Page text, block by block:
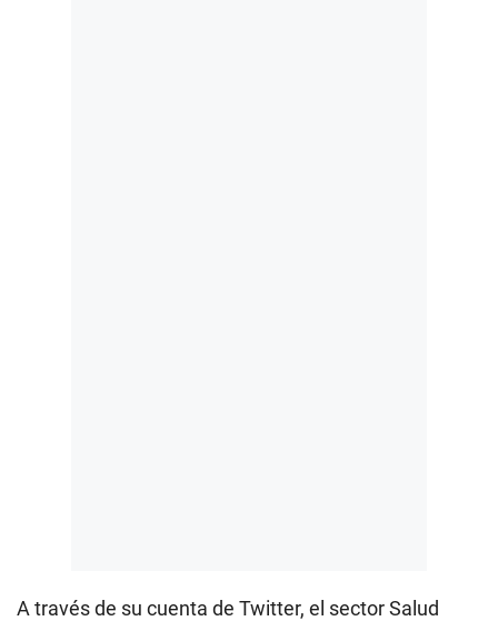
A través de su cuenta de Twitter, el sector Salud